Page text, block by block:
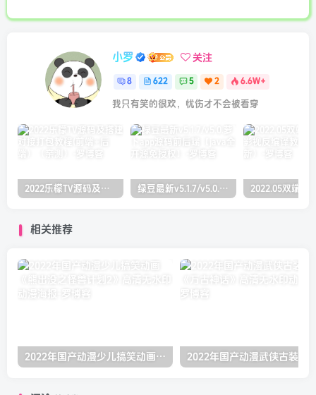
小罗 关注
8 622 5 2 6.6W+
我只有笑的很欢，忧伤才不会被看穿
2022乐檬TV源码及搭建对接打包教程(前端+后端）（亲测） 绿豆最新v5.1.7/v5.0.萝卜app源码前后端【java全开源免授权】
相关推荐
2022年国产动漫少儿搞笑动画《熊出没之怪兽计划2》高清无水印动漫海报